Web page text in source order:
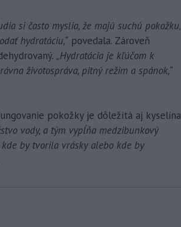
si často myslia, že majú suchú pokožku,
hydratáciu,“ povedala. Zároveň
„Hydratácia je kľúčom k
životospráva, pitný režim a spánok,“
pokožky je dôležitá aj kyselina
vody, a tým vypĺňa medzibunkový
by tvorila vrásky alebo kde by